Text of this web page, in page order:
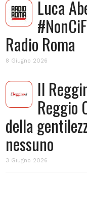
Luca
Radio Roma
8 Giugno 2026
Il
Reggio
della
nessuno
3 Giugno 2026